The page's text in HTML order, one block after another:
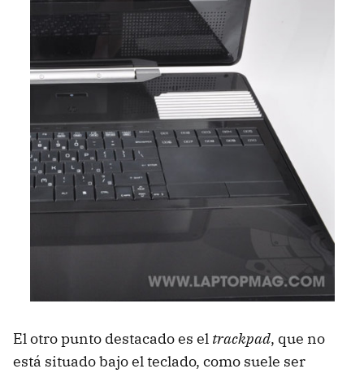
El otro punto destacado es el trackpad, que no
está situado bajo el teclado, como suele ser